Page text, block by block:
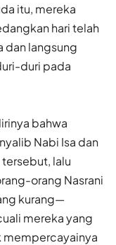
itu, mereka
hari telah
dan langsung
duri pada
bahwa
Nabi Isa dan
lalu
orang Nasrani
kurang—
mereka yang
mempercayainya